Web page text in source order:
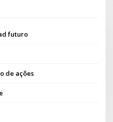
futuro
de ações